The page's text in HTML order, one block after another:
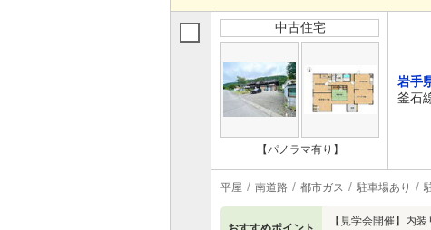
中古住宅
【パノラマ有り】
岩手
釜石
平屋 南道路 都市ガス 駐車場あり
【見学会開催】内